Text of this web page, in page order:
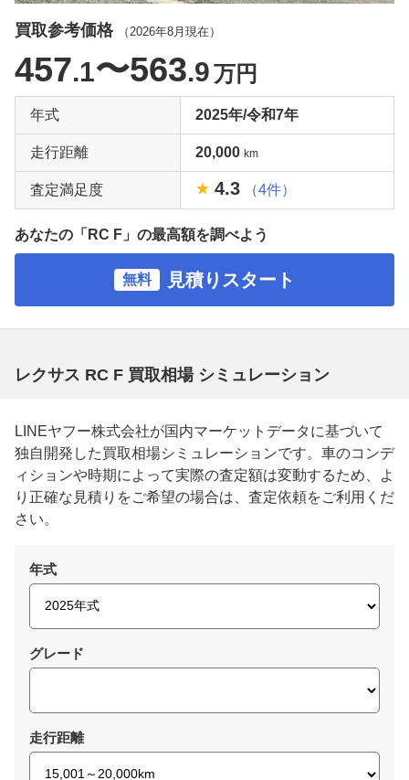
買取参考価格 （ 2026年8月 現在）
457.1〜563.9万円
年式 2025年/令和7年
走行距離 20,000 km
査定満足度 4.3 （4件）
あなたの「RC F」の最高額を調べよう
無料 見積りスタート
レクサス RC F 買取相場 シミュレーション
LINEヤフー株式会社が国内マーケットデータに基づいて
独自開発した買取相場シミュレーションです。車のコンデ
ィションや時期によって実際の査定額は変動するため、よ
り正確な見積りをご希望の場合は、査定依頼をご利用くだ
さい。
年式
グレード
走行距離